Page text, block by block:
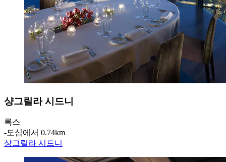
샹그릴라 시드니
록스
‐도심에서 0.74km
샹그릴라 시드니